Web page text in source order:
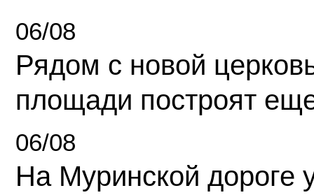
06/08
Рядом с новой
площади построят
06/08
На Муринской дороге